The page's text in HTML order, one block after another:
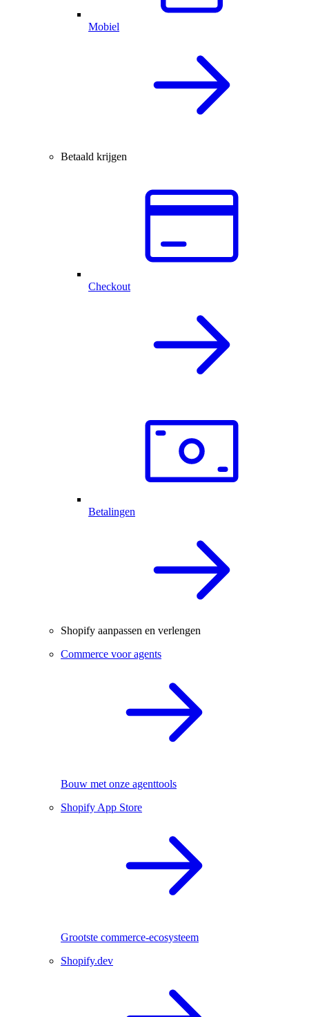
Mobiel
Betaald krijgen
Checkout
Betalingen
Shopify aanpassen en verlengen
Commerce voor agents
Bouw met onze agenttools
Shopify App Store
Grootste commerce-ecosysteem
Shopify.dev